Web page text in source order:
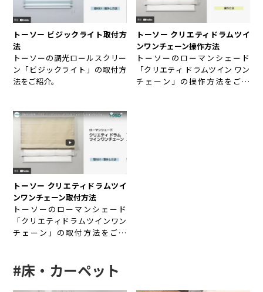
トーソー ビジックライト取付方
法
トーソーの調光ロールスクリー
ン「ビジックライト」の取付方
法をご紹介。
トーソー クリエティドラムツイ
ンワンチェーン操作方法
トーソーのローマンシェード
「クリエティ ドラムツイン ワン
チェーン」の操作方法をご紹
トーソー クリエティドラムツイ
ンワンチェーン取付方法
トーソーのローマンシェード
「クリエティドラムツインワン
チェーン」の取付方法をご紹
#床・カーペット